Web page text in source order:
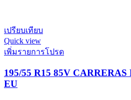
เปรียบเทียบ
Quick view
เพิ่มรายการโปรด
195/55 R15 85V CARRERAS
EU